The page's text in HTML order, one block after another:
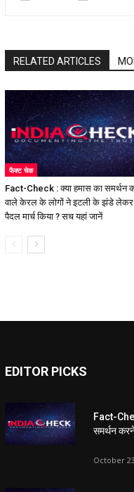
RELATED ARTICLES
फैक्ट चेक
Fact-Check : क्या हमास का समर्थन
वाले केरल के लोगों ने इटली के झंडे लेकर
पैदल मार्च किया ? सच यहां जानें
EDITOR PICKS
Fact-
समर्थन
October